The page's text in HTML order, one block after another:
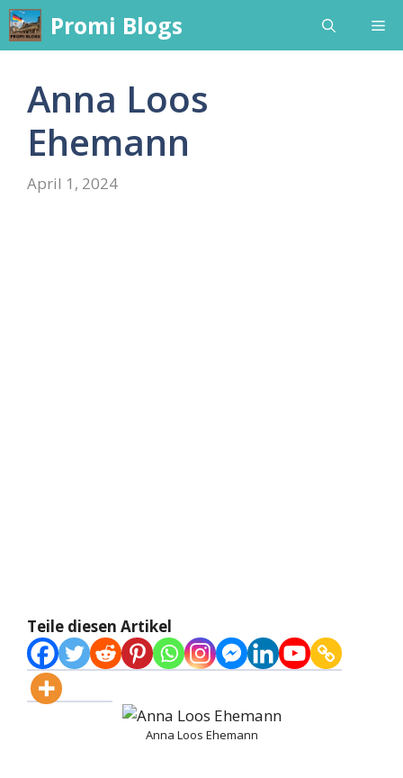
Skip
to
content
Promi Blogs
Anna Loos
Ehemann
April 1, 2024
Teile diesen Artikel
Anna Loos Ehemann